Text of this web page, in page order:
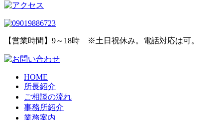
【営業時間】9～18時 ※土日祝休み。電話対応は可。
HOME
所長紹介
ご相談の流れ
事務所紹介
業務案内